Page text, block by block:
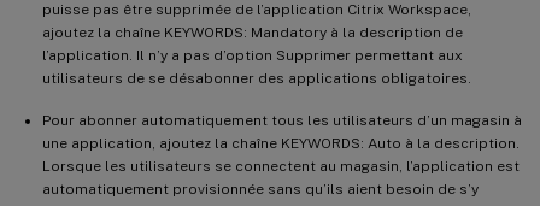
puisse pas être supprimée de l’application Citrix Workspace,
ajoutez la chaîne KEYWORDS: Mandatory à la description de
l’application. Il n’y a pas d’option Supprimer permettant aux
utilisateurs de se désabonner des applications obligatoires.
Pour abonner automatiquement tous les utilisateurs d’un magasin à
une application, ajoutez la chaîne KEYWORDS: Auto à la description.
Lorsque les utilisateurs se connectent au magasin, l’application est
automatiquement provisionnée sans qu’ils aient besoin de s’y